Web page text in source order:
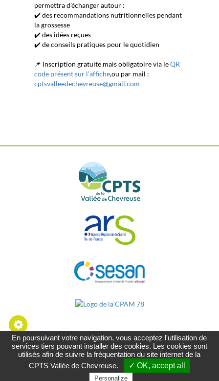
permettra d’échanger autour :
✔️ des recommandations nutritionnelles pendant
la grossesse
✔️ des idées reçues
✔️ de conseils pratiques pour le quotidien
📌 Inscription gratuite mais obligatoire via leQR
code présent sur l’affiche,ou par mail :
cptsvalleedechevreuse@gmail.com
Mentions Légales-Politique de Confidentialité-
Plan du site
En poursuivant votre navigation, vous acceptez l'utilisation de
services tiers pouvant installer des cookies. Les cookies sont
utilisés afin de suivre la fréquentation du site internet de la
CPTS Vallée de Chevreuse.
✓ OK, accept all
Personalize